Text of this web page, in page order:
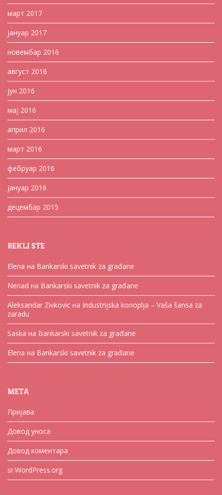
март 2017
јануар 2017
новембар 2016
август 2016
јун 2016
мај 2016
април 2016
март 2016
фебруар 2016
јануар 2016
децембар 2015
REKLI STE
Elena на Bankarski savetnik za građane
Nenad на Bankarski savetnik za građane
Aleksandar Zivkovic на Industrijska konoplja – Vaša šansa za
zaradu
Saska на Bankarski savetnik za građane
Elena на Bankarski savetnik za građane
МЕТА
Пријава
Довод уноса
Довод коментара
sr.WordPress.org